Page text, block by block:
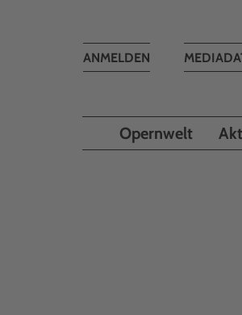
Toggle
ANMELDEN
Opernwelt